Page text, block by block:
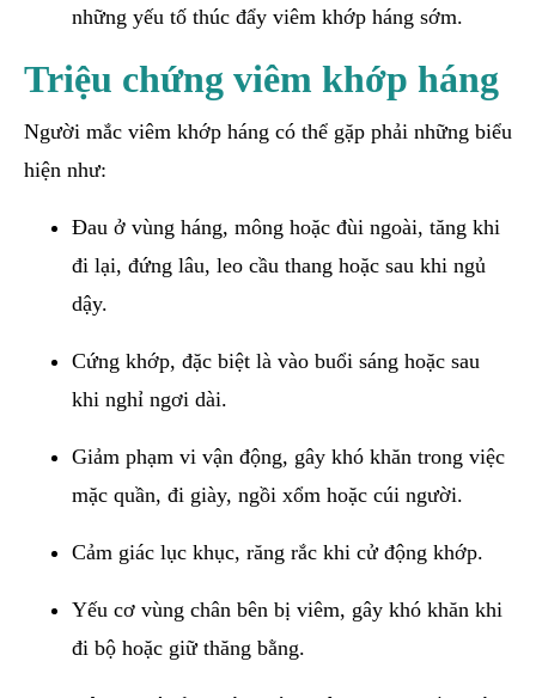
những yếu tố thúc đẩy viêm khớp háng sớm.
Triệu chứng viêm khớp háng
Người mắc viêm khớp háng có thể gặp phải những biểu
hiện như:
Đau ở vùng háng, mông hoặc đùi ngoài, tăng khi
đi lại, đứng lâu, leo cầu thang hoặc sau khi ngủ
dậy.
Cứng khớp, đặc biệt là vào buổi sáng hoặc sau
khi nghỉ ngơi dài.
Giảm phạm vi vận động, gây khó khăn trong việc
mặc quần, đi giày, ngồi xổm hoặc cúi người.
Cảm giác lục khục, răng rắc khi cử động khớp.
Yếu cơ vùng chân bên bị viêm, gây khó khăn khi
đi bộ hoặc giữ thăng bằng.